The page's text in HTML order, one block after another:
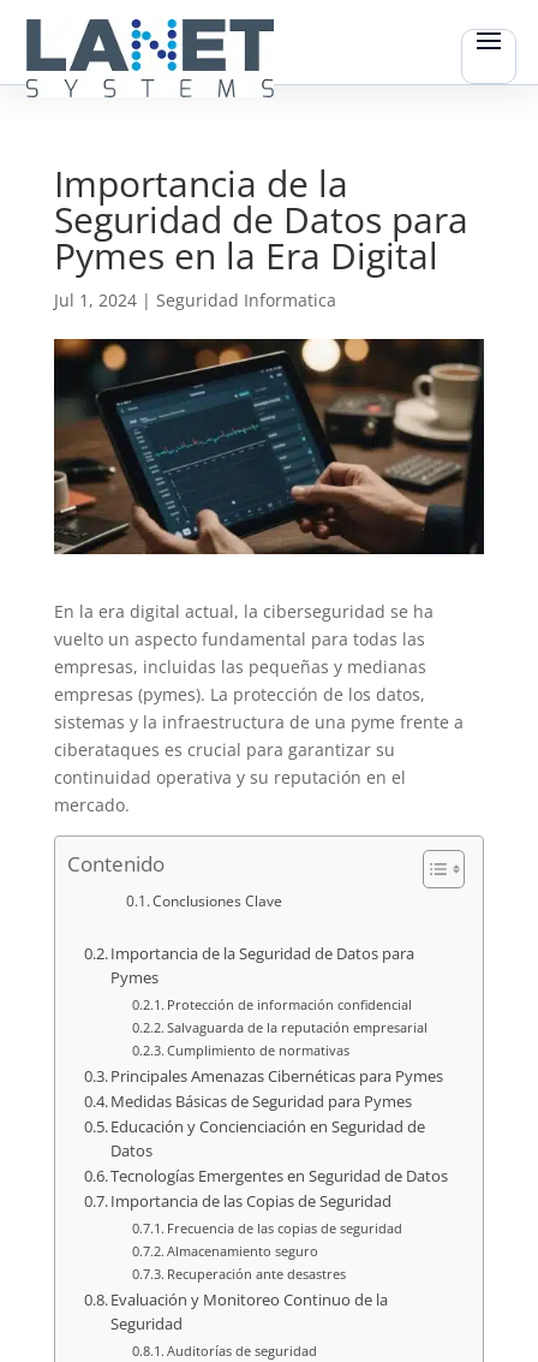
Importancia de la
Seguridad de Datos para
Pymes en la Era Digital
Jul 1, 2024| Seguridad Informatica
En la era digital actual, la ciberseguridad se ha
vuelto un aspecto fundamental para todas las
empresas, incluidas las pequeñas y medianas
empresas (pymes). La protección de los datos,
sistemas y la infraestructura de una pyme frente a
ciberataques es crucial para garantizar su
continuidad operativa y su reputación en el
mercado.
Contenido
Conclusiones Clave
Importancia de la Seguridad de Datos para
Pymes
Protección de información confidencial
Salvaguarda de la reputación empresarial
Cumplimiento de normativas
Principales Amenazas Cibernéticas para Pymes
Medidas Básicas de Seguridad para Pymes
Educación y Concienciación en Seguridad de
Datos
Tecnologías Emergentes en Seguridad de Datos
Importancia de las Copias de Seguridad
Frecuencia de las copias de seguridad
Almacenamiento seguro
Recuperación ante desastres
Evaluación y Monitoreo Continuo de la
Seguridad
Auditorías de seguridad